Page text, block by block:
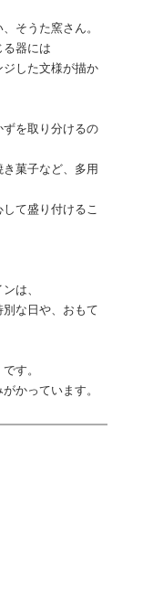
そうた窯さん。
る器には
した文様が描か
を取り分けるの
菓子など、多用
て盛り付けるこ
は、
な日や、おもて
す。
かっています。